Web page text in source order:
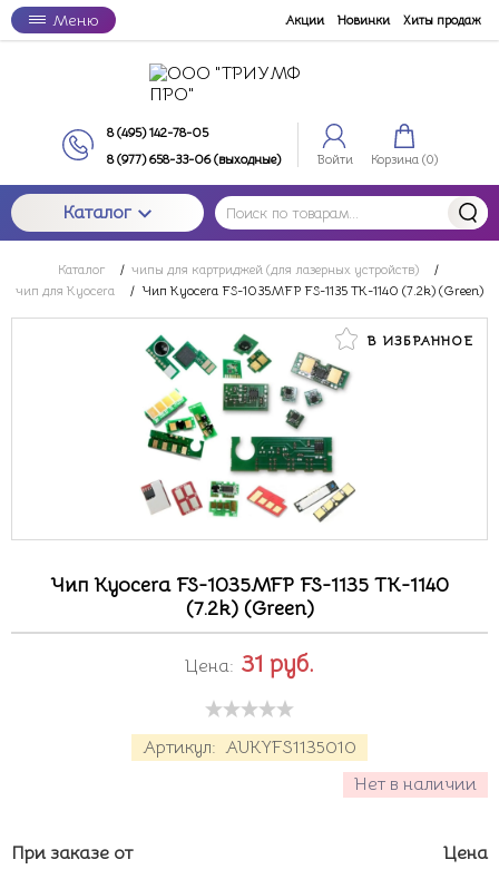
Меню Акции Новинки Хиты продаж
8 (495) 142-78-05
8 (977) 658-33-06 (выходные)
Войти Корзина (0)
Каталог
Каталог / чипы для картриджей (для лазерных устройств)
/
чип для Kyocera
/ Чип Kyocera FS-1035MFP FS-1135 TK-1140 (7.2k) (Green)
В ИЗБРАННОЕ
Чип Kyocera FS-1035MFP FS-1135 TK-1140
(7.2k) (Green)
Артикул: AUKYFS1135010
Нет в наличии
Цена: 31 руб.
При заказе от
Цена